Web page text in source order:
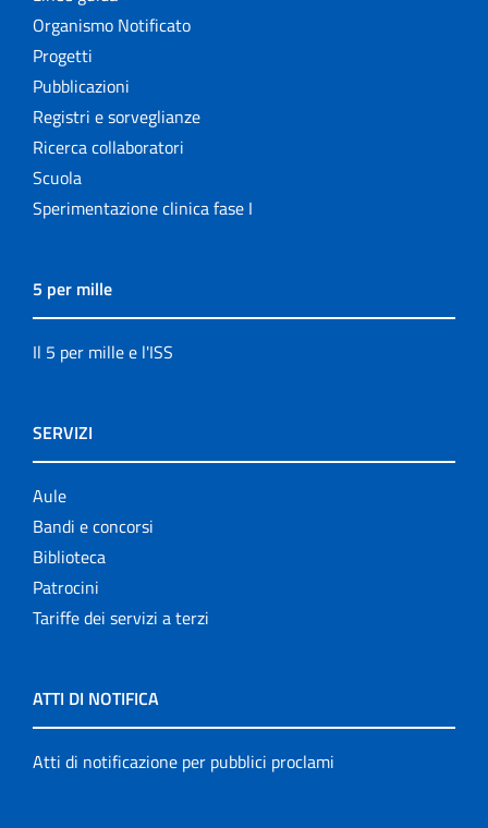
Organismo Notificato
Progetti
Pubblicazioni
Registri e sorveglianze
Ricerca collaboratori
Scuola
Sperimentazione clinica fase I
5 per mille
Il 5 per mille e l'ISS
SERVIZI
Aule
Bandi e concorsi
Biblioteca
Patrocini
Tariffe dei servizi a terzi
ATTI DI NOTIFICA
Atti di notificazione per pubblici proclami